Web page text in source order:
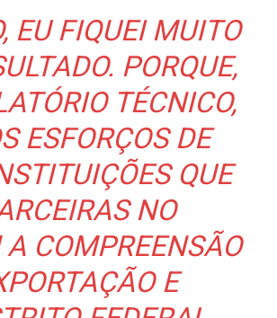
EU FIQUEI MUITO
PORQUE,
TÉCNICO,
ESFORÇOS DE
QUE
NO
COMPREENSÃO
E